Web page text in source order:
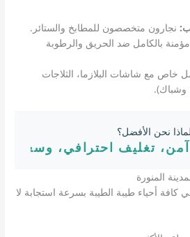
نجارون متخصصون للمطابخ والستائر.
بالكامل ضد الحريق والرطوبة
خاص مع شاشات البلازما، الثلاجات
وشباك).
لماذا نحن الأفضل؟
تغليف احترافي، وسعر
المنورة
كافة أحياء طيبة الطيبة بسرعة استجابة لا